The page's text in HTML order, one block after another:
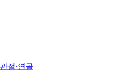
관절·연골